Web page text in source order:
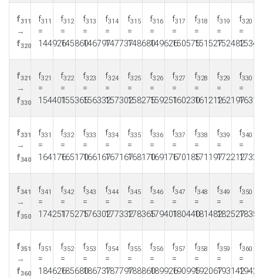
f311
→
f320
f311
=
144926
f312
=
145860
f313
=
146797
f314
=
147737
f315
=
148680
f316
=
149626
f317
=
150575
f318
=
151527
f319
=
152482
f320
=
f321
→
f330
f321
=
154401
f322
=
155365
f323
=
156332
f324
=
157302
f325
=
158275
f326
=
159251
f327
=
160230
f328
=
161212
f329
=
162197
f330
=
f331
→
f340
f331
=
164176
f332
=
165170
f333
=
166167
f334
=
167167
f335
=
168170
f336
=
169176
f337
=
170185
f338
=
171197
f339
=
172212
f340
=
f341
→
f350
f341
=
174251
f342
=
175275
f343
=
176302
f344
=
177332
f345
=
178365
f346
=
179401
f347
=
180440
f348
=
181482
f349
=
182527
f350
=
f351
→
f360
f351
=
184626
f352
=
185680
f353
=
186737
f354
=
187797
f355
=
188860
f356
=
189926
f357
=
190995
f358
=
192067
f359
=
193142
f360
=